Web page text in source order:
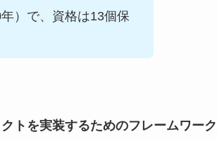
年）で、資格は13個保
トを実装するためのフレームワーク